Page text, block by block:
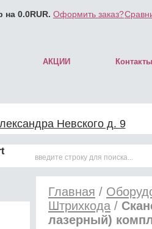
на 0.0RUR. Оформить заказ?
АКЦИИ Контакты
Невского д. 9
Главная /
Штрихкода /
лазерный)